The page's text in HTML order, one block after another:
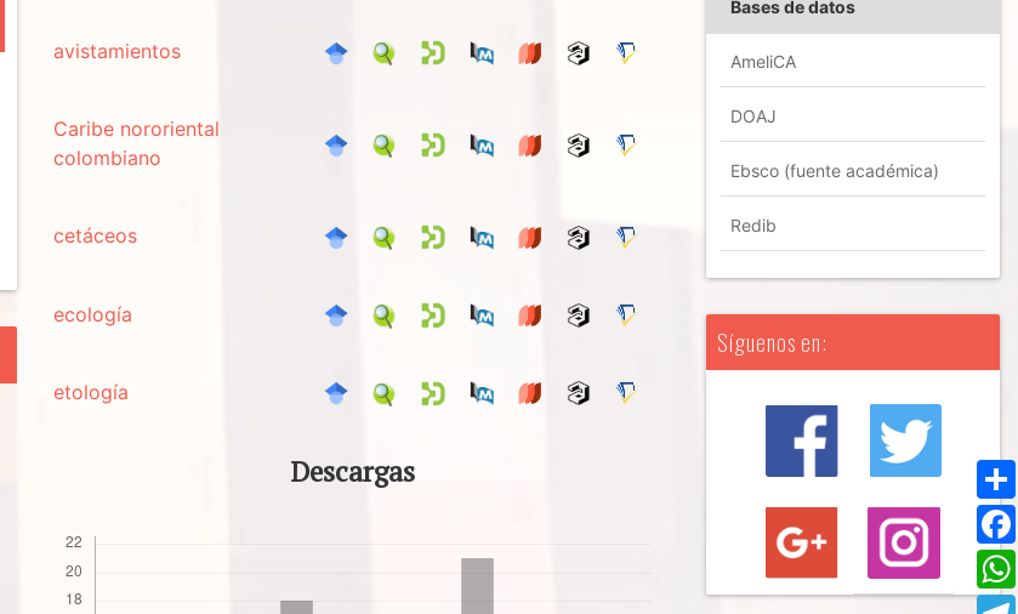
avistamientos
Caribe nororiental
colombiano
cetáceos
ecología
etología
Descargas
Bases de datos
AmeliCA
DOAJ
Ebsco (fuente académica)
Redib
Síguenos en: